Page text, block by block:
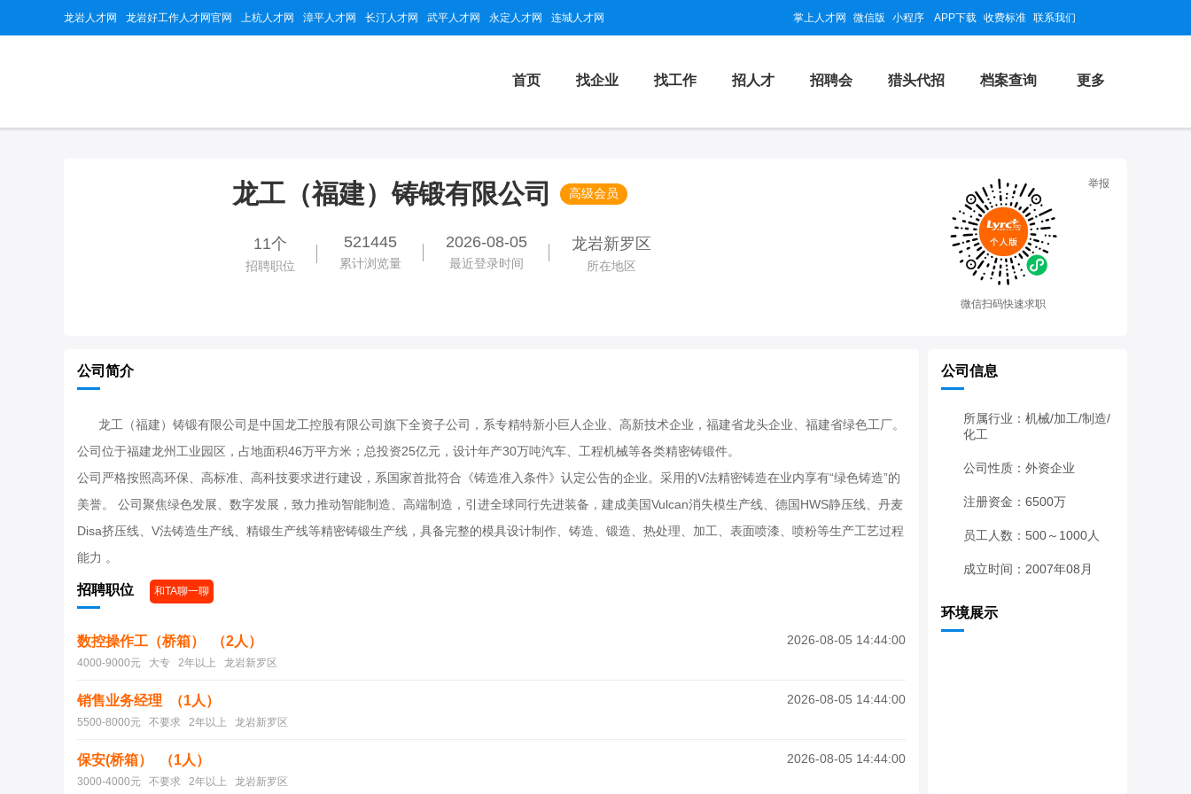
龙岩人才网 龙岩好工作人才网官网 上杭人才网 漳平人才网 长汀人才网 武平人才网 永定人才网 连城人才网 掌上人才网 微信版 小程序 APP下载 收费标准 联系我们
首页 找企业 找工作 招人才 招聘会 猎头代招 档案查询 更多
龙工（福建）铸锻有限公司 高级会员
11个
招聘职位
521445
累计浏览量
2026-08-05
最近登录时间
龙岩新罗区
所在地区
微信扫码快速求职
举报
公司简介
龙工（福建）铸锻有限公司是中国龙工控股有限公司旗下全资子公司，系专精特新小巨人企业、高新技术企业，福建省龙头企业、福建省绿色工厂。
公司位于福建龙州工业园区，占地面积46万平方米；总投资25亿元，设计年产30万吨汽车、工程机械等各类精密铸锻件。
公司严格按照高环保、高标准、高科技要求进行建设，系国家首批符合《铸造准入条件》认定公告的企业。采用的V法精密铸造在业内享有“绿色铸造”的
美誉。 公司聚焦绿色发展、数字发展，致力推动智能制造、高端制造，引进全球同行先进装备，建成美国Vulcan消失模生产线、德国HWS静压线、丹麦
Disa挤压线、V法铸造生产线、精锻生产线等精密铸锻生产线，具备完整的模具设计制作、铸造、锻造、热处理、加工、表面喷漆、喷粉等生产工艺过程
能力 。
招聘职位 和TA聊一聊
数控操作工（桥箱） （2人） 2026-08-05 14:44:00
4000-9000元 大专 2年以上 龙岩新罗区
销售业务经理 （1人） 2026-08-05 14:44:00
5500-8000元 不要求 2年以上 龙岩新罗区
保安(桥箱） （1人） 2026-08-05 14:44:00
3000-4000元 不要求 2年以上 龙岩新罗区
公司信息
所属行业：机械/加工/制造/
化工
公司性质：外资企业
注册资金：6500万
员工人数：500～1000人
成立时间：2007年08月
环境展示